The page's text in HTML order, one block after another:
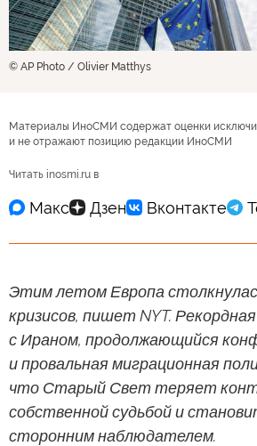
© AP Photo / Olivier Matthys
Материалы ИноСМИ содержат оценки
и не отражают позицию редакции ИноСМИ
Читать inosmi.ru в
Этим летом Европа
кризисов, пишет NYT.
с Ираном, продолжающийся
и провальная миграционная
что Старый Свет теряет
собственной судьбой и
сторонним наблюдателем.